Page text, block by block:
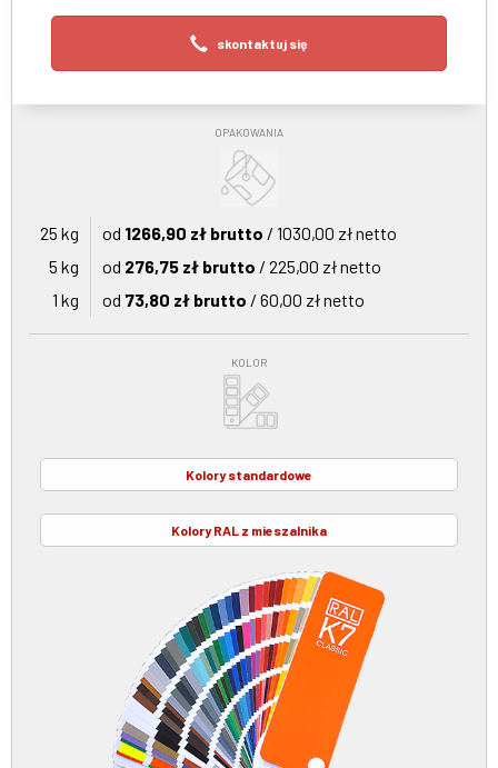
skontaktuj się
OPAKOWANIA
25 kg od 1266,90 zł brutto / 1030,00 zł netto
5 kg
od 276,75 zł brutto / 225,00 zł netto
1 kg
od 73,80 zł brutto / 60,00 zł netto
KOLOR
Kolory standardowe
Kolory RAL z mieszalnika